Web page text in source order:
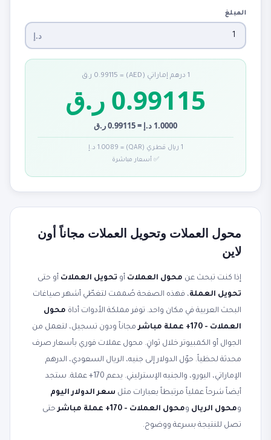
المبلغ
د.إ
1 درهم إماراتي (AED) = 0.99115 ر.ق
0.99115 ر.ق
1.0000 د.إ = 0.99115 ر.ق
1 ريال قطري (QAR) = 1.0089 د.إ
✅ أسعار مباشرة
محول العملات وتحويل العملات مجاناً أون
لاين
إذا كنت تبحث عن محول العملات أو تحويل العملات أو حتى
تحويل العملة، فهذه الصفحة صُممت لتغطّي أشهر صياغات
البحث العربية في مكان واحد. توفر مملكة الأدوات أداة محول
العملات - 170+ عملة مباشر
مجاناً ودون تسجيل، لتعمل من
الجوال أو الكمبيوتر خلال ثوانٍ. محول عملات فوري بأسعار صرف
محدثة لحظياً. حوّل الدولار إلى جنيه، الريال السعودي، الدرهم
الإماراتي، اليورو، والجنيه الإسترليني. يدعم 170+ عملة. ستجد
أيضاً شرحاً عملياً مرتبطاً بعبارات مثل سعر الدولار اليوم
ومحول الريال ومحول العملات - 170+ عملة مباشر
حتى
تصل للنتيجة بسرعة ووضوح.